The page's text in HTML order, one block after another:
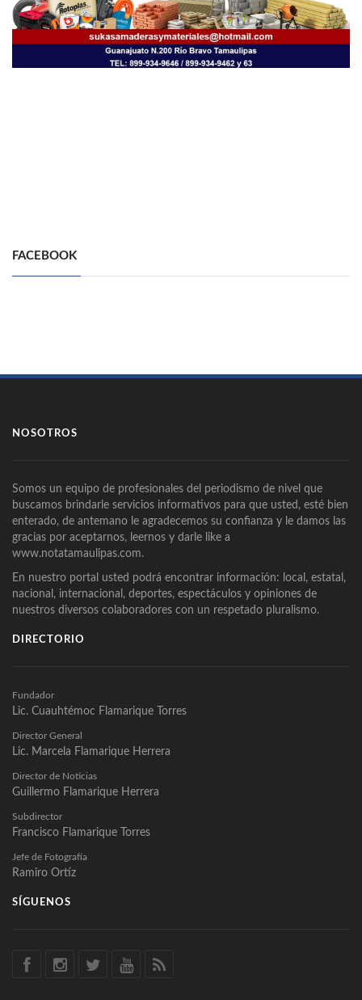
FACEBOOK
NOSOTROS
Somos un equipo de profesionales del periodismo de nivel que
buscamos brindarle servicios informativos para que usted, esté bien
enterado, de antemano le agradecemos su confianza y le damos las
gracias por aceptarnos, leernos y darle like a
www.notatamaulipas.com.
En nuestro portal usted podrá encontrar información: local, estatal,
nacional, internacional, deportes, espectáculos y opiniones de
nuestros diversos colaboradores con un respetado pluralismo.
DIRECTORIO
Fundador
Lic. Cuauhtémoc Flamarique Torres
Director General
Lic. Marcela Flamarique Herrera
Director de Noticias
Guillermo Flamarique Herrera
Subdirector
Francisco Flamarique Torres
Jefe de Fotografía
Ramiro Ortíz
SÍGUENOS